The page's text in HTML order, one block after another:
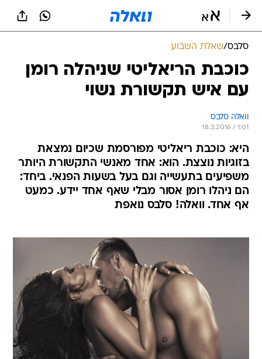
סלבס/שאלת השבוע
כוכבת הריאליטי שניהלה רומן
עם איש תקשורת נשוי
וואלה סלבס
18.3.2016 / 1:01
היא: כוכבת ריאליטי מפורסמת שכיום נמצאת
בזוגיות נוצצת. הוא: אחד מאנשי התקשורת היותר
משפיעים בתעשייה וגם בעל בשעות הפנאי. ביחד:
הם ניהלו רומן אסור מבלי שאף אחד יידע. כמעט
אף אחד. וואלה! סלבס נואפת